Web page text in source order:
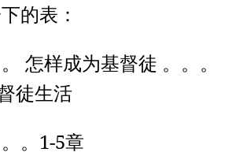
的表：
怎样成为基督徒 。。。
徒生活
。1-5章